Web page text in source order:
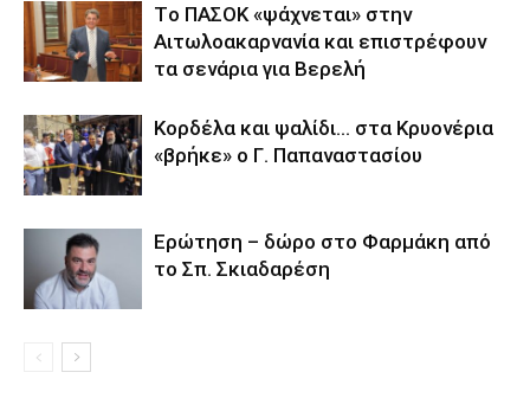
Tο ΠΑΣΟΚ «ψάχνεται» στην
Αιτωλοακαρνανία και επιστρέφουν
τα σενάρια για Βερελή
Κορδέλα και ψαλίδι… στα Κρυονέρια
«βρήκε» ο Γ. Παπαναστασίου
Eρώτηση – δώρο στο Φαρμάκη από
το Σπ. Σκιαδαρέση